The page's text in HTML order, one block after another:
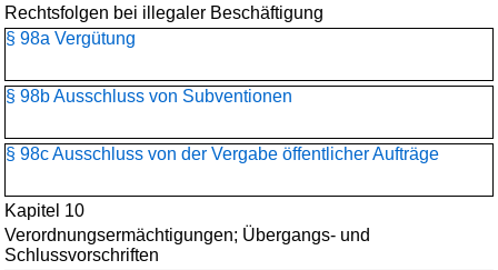
Rechtsfolgen bei illegaler Beschäftigung
§ 98a Vergütung
§ 98b Ausschluss von Subventionen
§ 98c Ausschluss von der Vergabe öffentlicher Aufträge
Kapitel 10
Verordnungsermächtigungen; Übergangs- und
Schlussvorschriften